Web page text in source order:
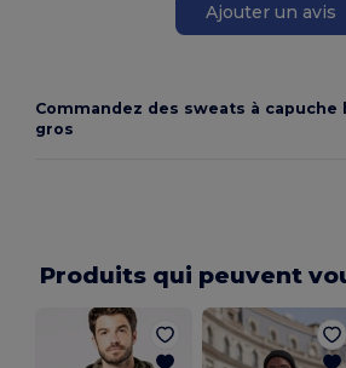
Ajouter un avis
Commandez des sweats à capuche
gros
Produits qui peuvent